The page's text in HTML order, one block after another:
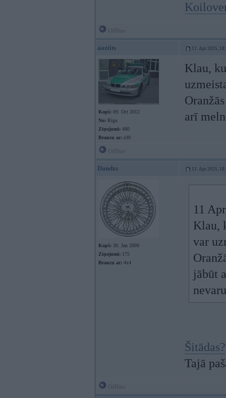
aaziits 11. Apr 2025,
Kopš: 09. Oct 2012
No: Rīga
Ziņojumi: 480
Braucu ar: e39
Klau,
arī
Dandzs 11. Apr 2025,
Kopš: 30. Jan 2009
Ziņojumi: 175
Braucu ar: 4x4
11
Klau,
var
jābūt
Šitādas?
Tajā